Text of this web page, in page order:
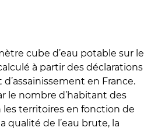
cube d’eau potable sur le
à partir des déclarations
en France.
le nombre d’habitant des
les territoires en fonction de
qualité de l’eau brute, la